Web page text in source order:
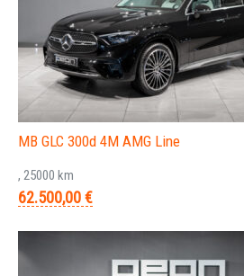
MB GLC 300d 4M AMG Line
, 25000 km
62.500,00 €